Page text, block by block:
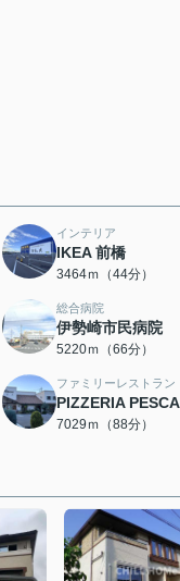
インテリア
IKEA 前橋
3464ｍ（44分）
総合病院
伊勢崎市民病院
5220ｍ（66分）
ファミリーレストラン
PIZZERIA
7029ｍ（88分）